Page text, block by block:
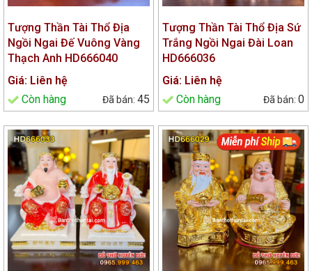
Tượng Thần Tài Thổ Địa
Ngồi Ngai Đế Vuông Vàng
Thạch Anh HD666040
Giá: Liên hệ
Còn hàng
45
Tượng Thần Tài Thổ Địa Sứ
Trắng Ngồi Ngai Đài Loan
HD666036
Giá: Liên hệ
Còn hàng
0